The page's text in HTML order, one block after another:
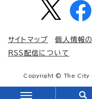
サイトマップ 個人情報
RSS配信について
Copyright © The City